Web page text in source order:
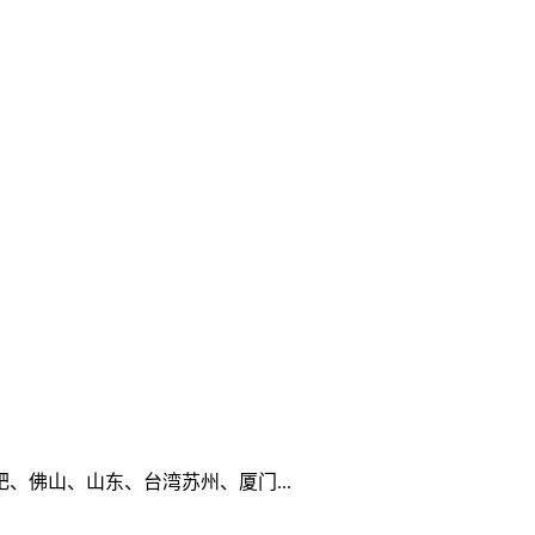
佛山、山东、台湾苏州、厦门...